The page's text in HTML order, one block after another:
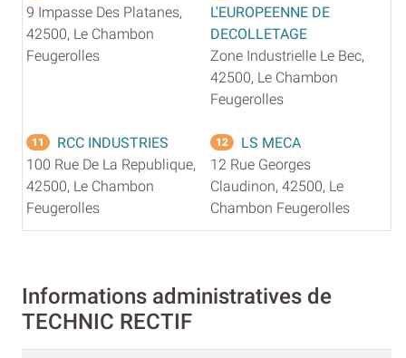
9 Impasse Des Platanes,
42500, Le Chambon
Feugerolles
L'EUROPEENNE DE
DECOLLETAGE
Zone Industrielle Le Bec,
42500, Le Chambon
Feugerolles
11
RCC INDUSTRIES
100 Rue De La Republique,
42500, Le Chambon
Feugerolles
12
LS MECA
12 Rue Georges
Claudinon, 42500, Le
Chambon Feugerolles
Informations administratives de
TECHNIC RECTIF